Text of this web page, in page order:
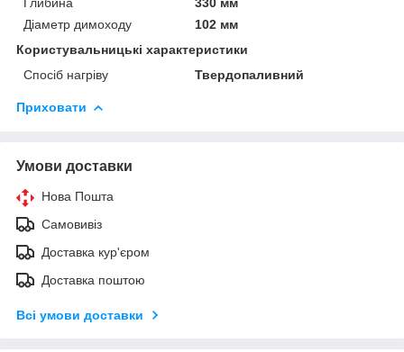
Діаметр димоходу
102 мм
Користувальницькі характеристики
Спосіб нагріву
Твердопаливний
Приховати
Умови доставки
Нова Пошта
Самовивіз
Доставка кур'єром
Доставка поштою
Всі умови доставки